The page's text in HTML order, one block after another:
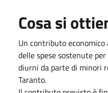
Cosa si
Un contributo
delle spese sostenute
diurni da parte di minori
Taranto.